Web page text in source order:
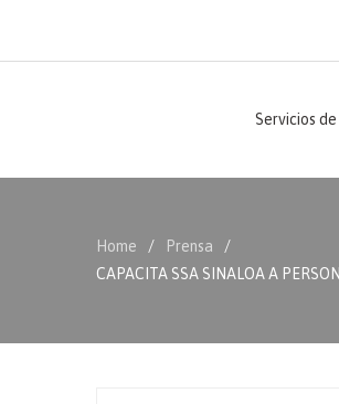
Servicios
Home
Prensa
CAPACITA SSA SINALOA A